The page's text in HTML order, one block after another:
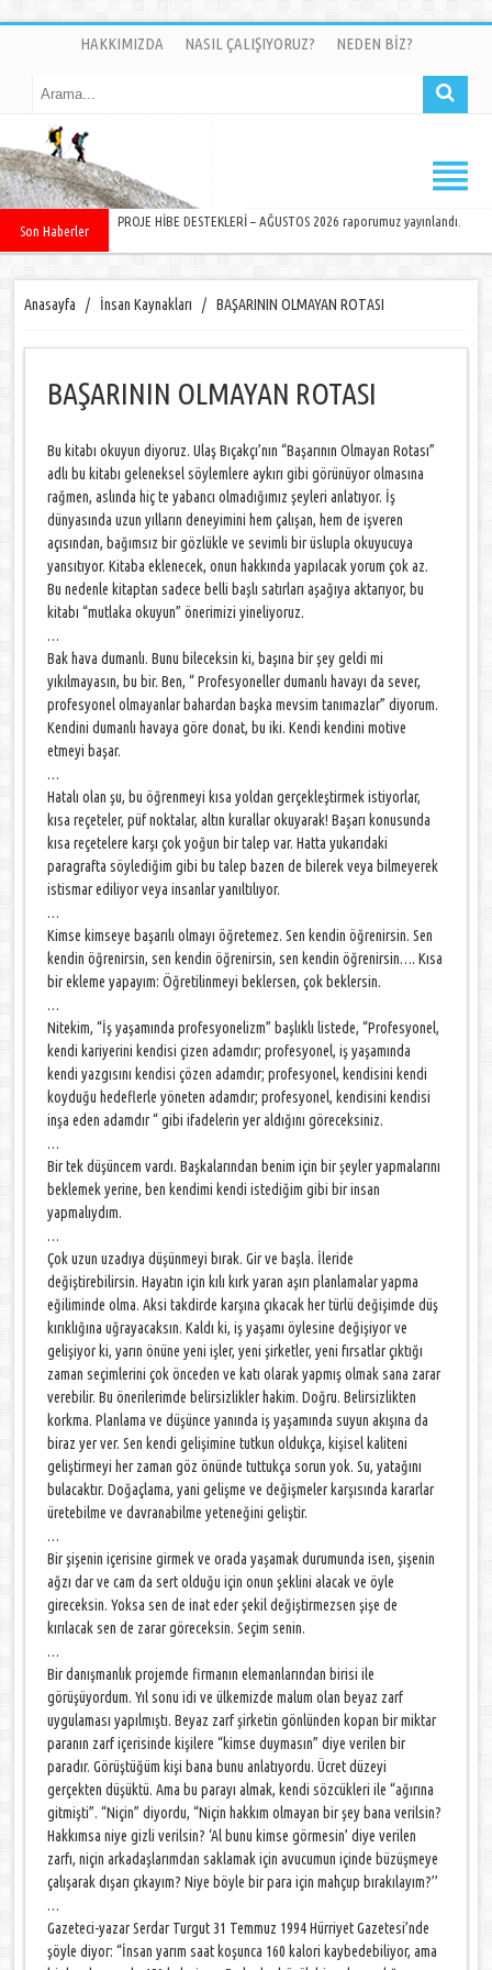
HAKKIMIZDA NASIL ÇALIŞIYORUZ? NEDEN BİZ?
Son Haberler
PROJE HİBE DESTEKLERİ – AĞUSTOS 2026 raporumuz yayınlandı.
Anasayfa / İnsan Kaynakları / BAŞARININ OLMAYAN ROTASI
BAŞARININ OLMAYAN ROTASI
Bu kitabı okuyun diyoruz. Ulaş Bıçakçı’nın “Başarının Olmayan Rotası”
adlı bu kitabı geleneksel söylemlere aykırı gibi görünüyor olmasına
rağmen, aslında hiç te yabancı olmadığımız şeyleri anlatıyor. İş
dünyasında uzun yılların deneyimini hem çalışan, hem de işveren
açısından, bağımsız bir gözlükle ve sevimli bir üslupla okuyucuya
yansıtıyor. Kitaba eklenecek, onun hakkında yapılacak yorum çok az.
Bu nedenle kitaptan sadece belli başlı satırları aşağıya aktarıyor, bu
kitabı “mutlaka okuyun” önerimizi yineliyoruz.
…
Bak hava dumanlı. Bunu bileceksin ki, başına bir şey geldi mi
yıkılmayasın, bu bir. Ben, “ Profesyoneller dumanlı havayı da sever,
profesyonel olmayanlar bahardan başka mevsim tanımazlar” diyorum.
Kendini dumanlı havaya göre donat, bu iki. Kendi kendini motive
etmeyi başar.
…
Hatalı olan şu, bu öğrenmeyi kısa yoldan gerçekleştirmek istiyorlar,
kısa reçeteler, püf noktalar, altın kurallar okuyarak! Başarı konusunda
kısa reçetelere karşı çok yoğun bir talep var. Hatta yukarıdaki
paragrafta söylediğim gibi bu talep bazen de bilerek veya bilmeyerek
istismar ediliyor veya insanlar yanıltılıyor.
…
Kimse kimseye başarılı olmayı öğretemez. Sen kendin öğrenirsin. Sen
kendin öğrenirsin, sen kendin öğrenirsin, sen kendin öğrenirsin…. Kısa
bir ekleme yapayım: Öğretilinmeyi beklersen, çok beklersin.
…
Nitekim, “İş yaşamında profesyonelizm” başlıklı listede, “Profesyonel,
kendi kariyerini kendisi çizen adamdır; profesyonel, iş yaşamında
kendi yazgısını kendisi çözen adamdır; profesyonel, kendisini kendi
koyduğu hedeflerle yöneten adamdır; profesyonel, kendisini kendisi
inşa eden adamdır “ gibi ifadelerin yer aldığını göreceksiniz.
…
Bir tek düşüncem vardı. Başkalarından benim için bir şeyler yapmalarını
beklemek yerine, ben kendimi kendi istediğim gibi bir insan
yapmalıydım.
…
Çok uzun uzadıya düşünmeyi bırak. Gir ve başla. İleride
değiştirebilirsin. Hayatın için kılı kırk yaran aşırı planlamalar yapma
eğiliminde olma. Aksi takdirde karşına çıkacak her türlü değişimde düş
kırıklığına uğrayacaksın. Kaldı ki, iş yaşamı öylesine değişiyor ve
gelişiyor ki, yarın önüne yeni işler, yeni şirketler, yeni fırsatlar çıktığı
zaman seçimlerini çok önceden ve katı olarak yapmış olmak sana zarar
verebilir. Bu önerilerimde belirsizlikler hakim. Doğru. Belirsizlikten
korkma. Planlama ve düşünce yanında iş yaşamında suyun akışına da
biraz yer ver. Sen kendi gelişimine tutkun oldukça, kişisel kaliteni
geliştirmeyi her zaman göz önünde tuttukça sorun yok. Su, yatağını
bulacaktır. Doğaçlama, yani gelişme ve değişmeler karşısında kararlar
üretebilme ve davranabilme yeteneğini geliştir.
…
Bir şişenin içerisine girmek ve orada yaşamak durumunda isen, şişenin
ağzı dar ve cam da sert olduğu için onun şeklini alacak ve öyle
gireceksin. Yoksa sen de inat eder şekil değiştirmezsen şişe de
kırılacak sen de zarar göreceksin. Seçim senin.
…
Bir danışmanlık projemde firmanın elemanlarından birisi ile
görüşüyordum. Yıl sonu idi ve ülkemizde malum olan beyaz zarf
uygulaması yapılmıştı. Beyaz zarf şirketin gönlünden kopan bir miktar
paranın zarf içerisinde kişilere “kimse duymasın” diye verilen bir
paradır. Görüştüğüm kişi bana bunu anlatıyordu. Ücret düzeyi
gerçekten düşüktü. Ama bu parayı almak, kendi sözcükleri ile “ağırına
gitmişti”. “Niçin” diyordu, “Niçin hakkım olmayan bir şey bana verilsin?
Hakkımsa niye gizli verilsin? ‘Al bunu kimse görmesin’ diye verilen
zarfı, niçin arkadaşlarımdan saklamak için avucumun içinde büzüşmeye
çalışarak dışarı çıkayım? Niye böyle bir para için mahçup bırakılayım?’’
…
Gazeteci-yazar Serdar Turgut 31 Temmuz 1994 Hürriyet Gazetesi’nde
şöyle diyor: “İnsan yarım saat koşunca 160 kalori kaybedebiliyor, ama